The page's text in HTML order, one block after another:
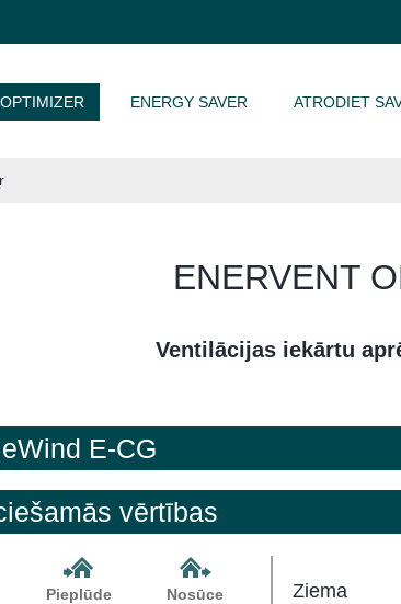
OPTIMIZER ENERGY SAVER ATRODIET
ENERVENT
Ventilācijas iekārtu
E-CG
vērtības
Pieplūde Nosūce Ziema